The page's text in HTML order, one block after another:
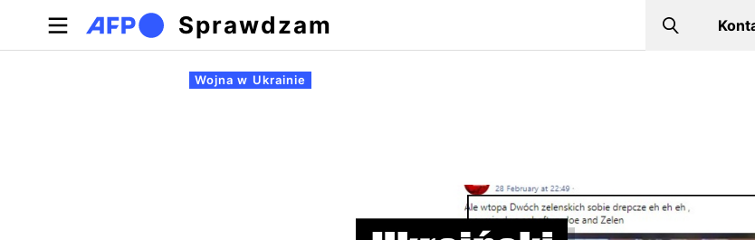
Sprawdzam Szukaj
Zakładki podstawowe
Wojna w Ukrainie